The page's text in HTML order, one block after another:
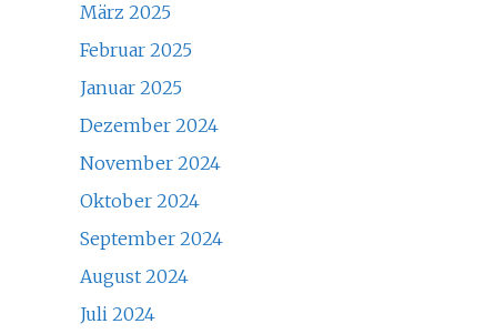
März 2025
Februar 2025
Januar 2025
Dezember 2024
November 2024
Oktober 2024
September 2024
August 2024
Juli 2024